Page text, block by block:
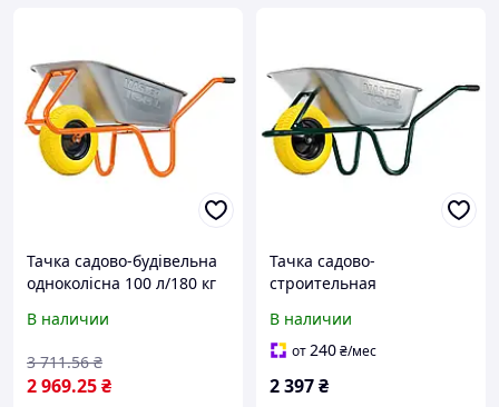
Тачка садово-будівельна
одноколісна 100 л/180 кг
поліуретанове PU 4,0*8 Ø
В наличии
2 969.25₴
3 711.56 ₴
Тачка садово-
строительная
одноколесная 85 л/160 кг
колесо полиуретановое
подшипник 79-9819
В наличии
от240₴/мес
2 397₴